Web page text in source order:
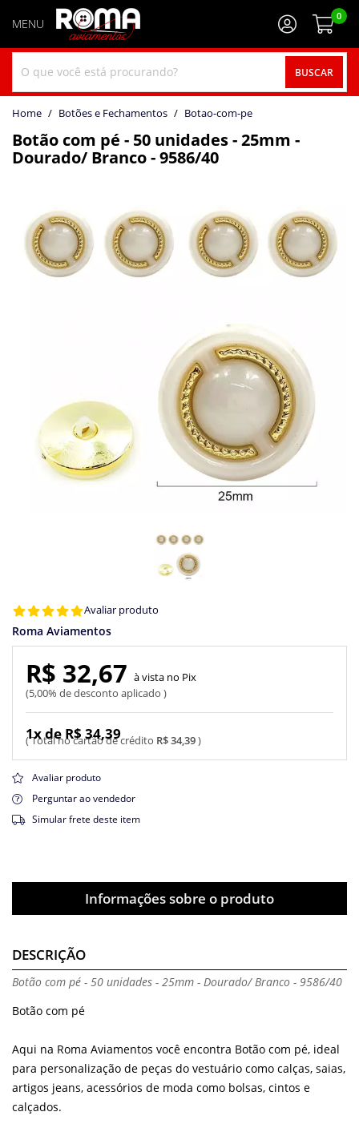
BUSCAR
0
home Botões e Fechamentos botao-com-pe
Botão com pé - 50 unidades - 25mm -
Dourado/ Branco - 9586/40
Avaliar produto
Roma Aviamentos
R$ 34,39
1x de R$ 34,39
R$ 32,67
5,00% de desconto aplicado
Pix
Avaliar produto
Perguntar ao vendedor
Simular frete deste item
Informações sobre o produto
DESCRIÇÃO
Botão com pé - 50 unidades - 25mm - Dourado/ Branco - 9586/40
Botão com pé
Aqui na Roma Aviamentos você encontra Botão com pé, ideal
para personalização de peças do vestuário como calças, saias,
artigos jeans, acessórios de moda como bolsas, cintos e
calçados.